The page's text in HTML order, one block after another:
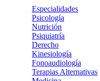
Especialidades
Psicología
Nutrición
Psiquiatría
Derecho
Kinesiología
Fonoaudiología
Terapias Alternativas